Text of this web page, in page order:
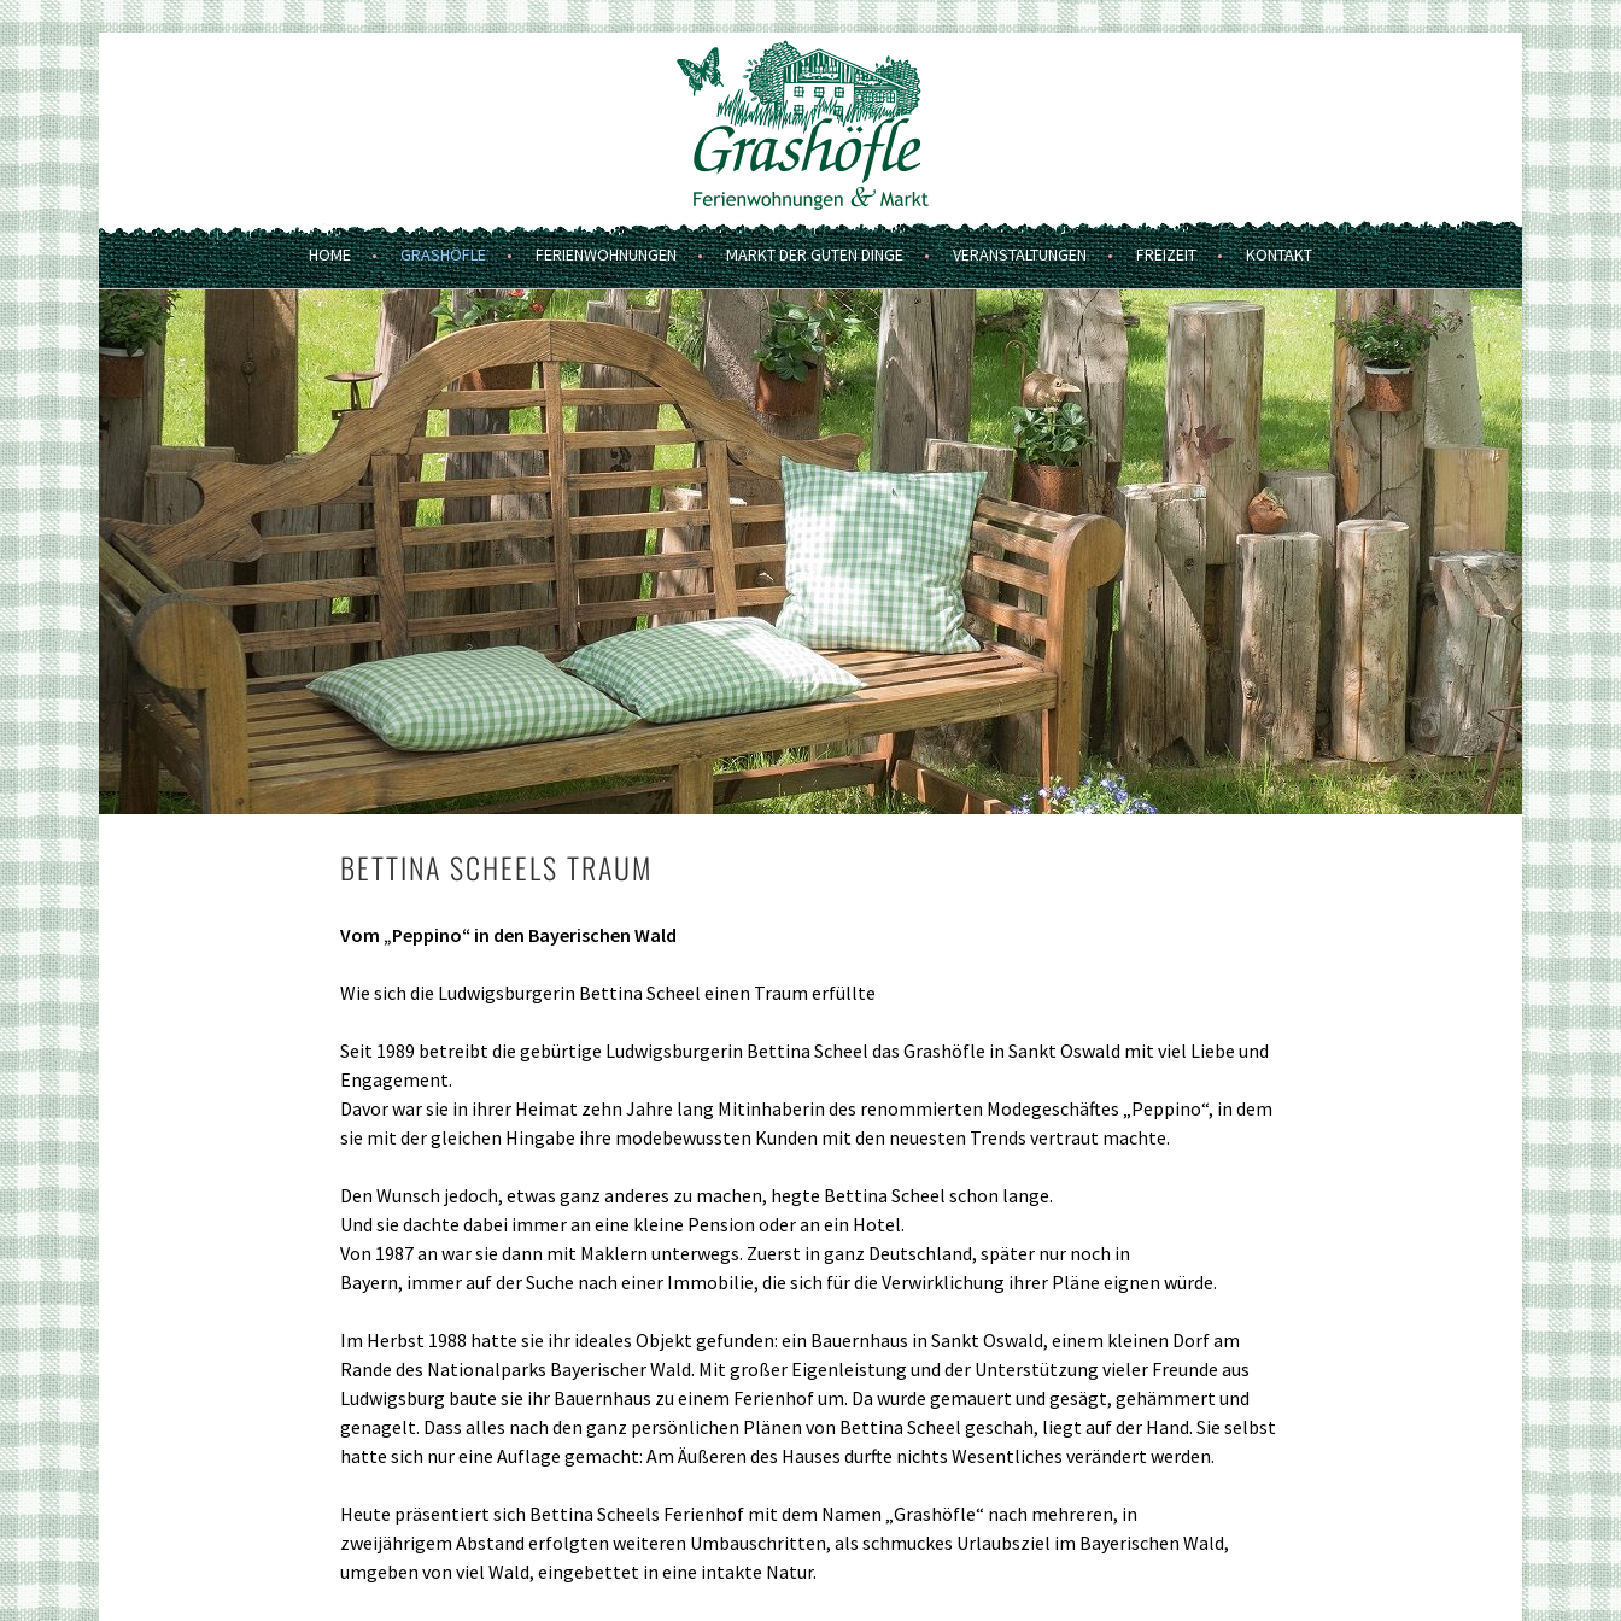
Springe
zum
Inhalt
HOME GRASHÖFLE FERIENWOHNUNGEN MARKT DER GUTEN DINGE VERANSTALTUNGEN FREIZEIT KONTAKT
BETTINA SCHEELS TRAUM
Vom „Peppino“ in den Bayerischen Wald
Wie sich die Ludwigsburgerin Bettina Scheel einen Traum erfüllte
Seit 1989 betreibt die gebürtige Ludwigsburgerin Bettina Scheel das Grashöfle in Sankt Oswald mit viel Liebe und
Engagement.
Davor war sie in ihrer Heimat zehn Jahre lang Mitinhaberin des renommierten Modegeschäftes „Peppino“, in dem
sie mit der gleichen Hingabe ihre modebewussten Kunden mit den neuesten Trends vertraut machte.
Den Wunsch jedoch, etwas ganz anderes zu machen, hegte Bettina Scheel schon lange.
Und sie dachte dabei immer an eine kleine Pension oder an ein Hotel.
Von 1987 an war sie dann mit Maklern unterwegs. Zuerst in ganz Deutschland, später nur noch in
Bayern, immer auf der Suche nach einer Immobilie, die sich für die Verwirklichung ihrer Pläne eignen würde.
Im Herbst 1988 hatte sie ihr ideales Objekt gefunden: ein Bauernhaus in Sankt Oswald, einem kleinen Dorf am
Rande des Nationalparks Bayerischer Wald. Mit großer Eigenleistung und der Unterstützung vieler Freunde aus
Ludwigsburg baute sie ihr Bauernhaus zu einem Ferienhof um. Da wurde gemauert und gesägt, gehämmert und
genagelt. Dass alles nach den ganz persönlichen Plänen von Bettina Scheel geschah, liegt auf der Hand. Sie selbst
hatte sich nur eine Auflage gemacht: Am Äußeren des Hauses durfte nichts Wesentliches verändert werden.
Heute präsentiert sich Bettina Scheels Ferienhof mit dem Namen „Grashöfle“ nach mehreren, in
zweijährigem Abstand erfolgten weiteren Umbauschritten, als schmuckes Urlaubsziel im Bayerischen Wald,
umgeben von viel Wald, eingebettet in eine intakte Natur.